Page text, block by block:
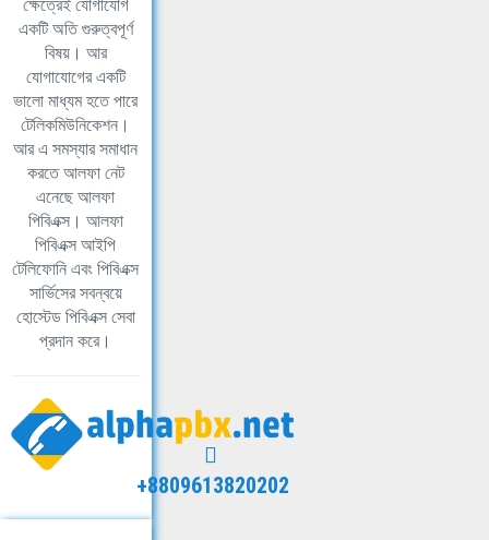
ক্ষেত্রেই যোগাযোগ
একটি অতি গুরুত্বপূর্ণ
বিষয়। আর
যোগাযোগের একটি
ভালো মাধ্যম হতে পারে
টেলিকমিউনিকেশন।
আর এ সমস্যার সমাধান
করতে আলফা নেট
এনেছে আলফা
পিবিএক্স। আলফা
পিবিএক্স আইপি
টেলিফোনি এবং পিবিএক্স
সার্ভিসের সবন্বয়ে
হোস্টেড পিবিএক্স সেবা
প্রদান করে।
+8809613820202